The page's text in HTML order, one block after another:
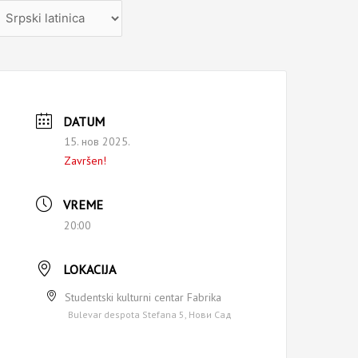
DATUM
15. нов 2025.
Završen!
VREME
20:00
LOKACIJA
Studentski kulturni centar Fabrika
Bulevar despota Stefana 5, Нови Сад